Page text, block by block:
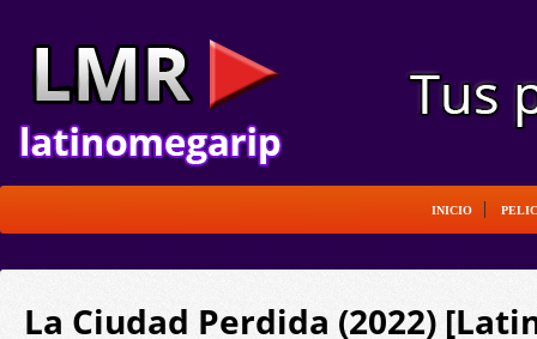
INICIO
La Ciudad Perdida (2022)